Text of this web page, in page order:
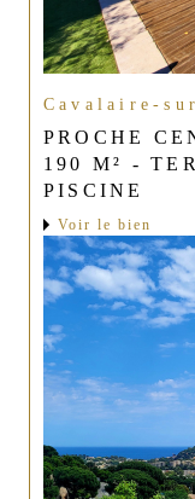
Cavalaire-
PROCHE
190 M² -
PISCINE
Voir le bien